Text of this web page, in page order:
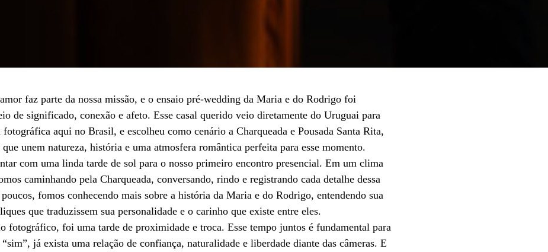
faz parte da nossa missão, e o ensaio pré-wedding da Maria e do Rodrigo foi
de significado, conexão e afeto. Esse casal querido veio diretamente do Uruguai para
aqui no Brasil, e escolheu como cenário a Charqueada e Pousada Santa Rita,
unem natureza, história e uma atmosfera romântica perfeita para esse momento.
com uma linda tarde de sol para o nosso primeiro encontro presencial. Em um clima
caminhando pela Charqueada, conversando, rindo e registrando cada detalhe dessa
fomos conhecendo mais sobre a história da Maria e do Rodrigo, entendendo sua
que traduzissem sua personalidade e o carinho que existe entre eles.
fotográfico, foi uma tarde de proximidade e troca. Esse tempo juntos é fundamental para
já exista uma relação de confiança, naturalidade e liberdade diante das câmeras. E